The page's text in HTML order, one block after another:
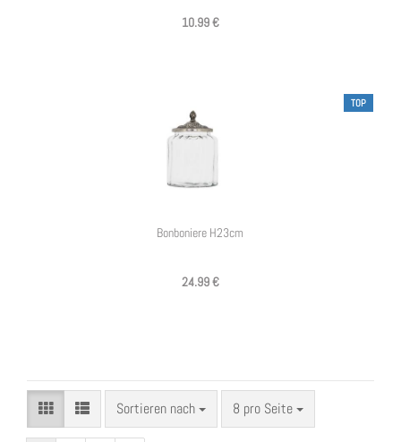
10.99 €
TOP
Bonboniere H23cm
24.99 €
Sortieren nach
Sortieren nach 8 pro Seite
pro Seite